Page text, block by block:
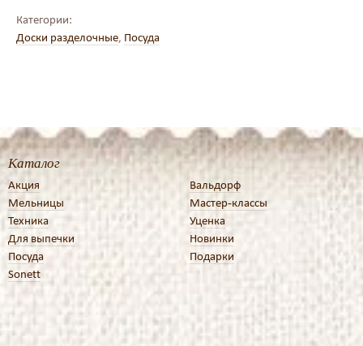
Категории:
Доски разделочные, Посуда
Каталог
Акция
Мельницы
Техника
Для выпечки
Посуда
Sonett
Вальдорф
Мастер-классы
Уценка
Новинки
Подарки